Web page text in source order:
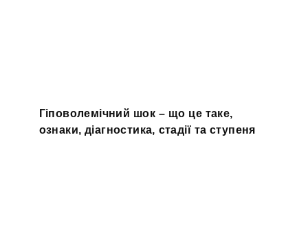
Гіповолемічний шок – що це таке,
ознаки, діагностика, стадії та ступеня